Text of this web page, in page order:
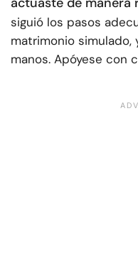
siguió los pasos
matrimonio
manos. Apóyese con